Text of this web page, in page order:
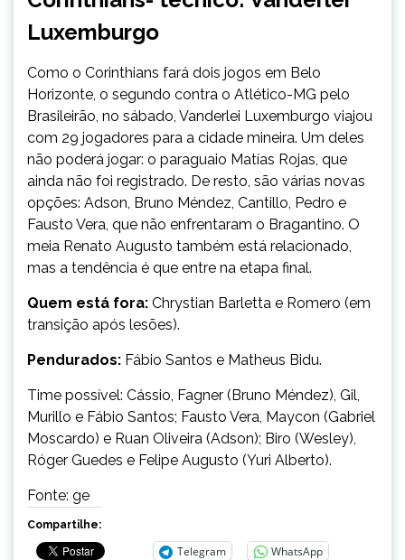
Luxemburgo
Como o Corinthians fará dois jogos em Belo
Horizonte, o segundo contra o Atlético-MG pelo
Brasileirão, no sábado, Vanderlei Luxemburgo viajou
com 29 jogadores para a cidade mineira. Um deles
não poderá jogar: o paraguaio Matías Rojas, que
ainda não foi registrado. De resto, são várias novas
opções: Adson, Bruno Méndez, Cantillo, Pedro e
Fausto Vera, que não enfrentaram o Bragantino. O
meia Renato Augusto também está relacionado,
mas a tendência é que entre na etapa final.
Quem está fora: Chrystian Barletta e Romero (em
transição após lesões).
Pendurados: Fábio Santos e Matheus Bidu.
Time possível: Cássio, Fagner (Bruno Méndez), Gil,
Murillo e Fábio Santos; Fausto Vera, Maycon (Gabriel
Moscardo) e Ruan Oliveira (Adson); Biro (Wesley),
Róger Guedes e Felipe Augusto (Yuri Alberto).
Fonte: ge
Compartilhe:
Telegram
WhatsApp